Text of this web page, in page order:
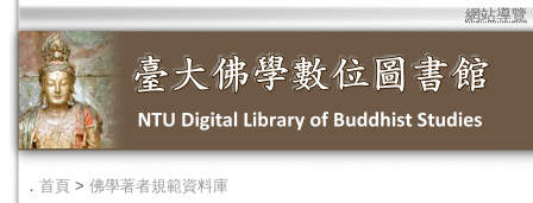
網站導覽
． 首頁 > 佛學著者規範資料庫